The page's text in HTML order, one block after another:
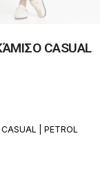
CASUAL
| PETROL